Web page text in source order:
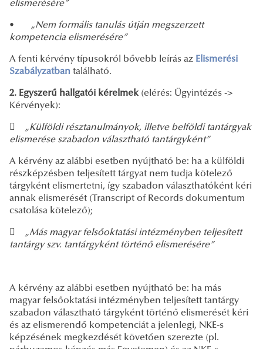
elismerésére”
•
„Nem formális tanulás útján megszerzett
kompetencia elismerésére”
A fenti kérvény típusokról bővebb leírás az Elismerési
Szabályzatban található.
2. Egyszerű hallgatói kérelmek(elérés: Ügyintézés ->
Kérvények):

„Külföldi résztanulmányok, illetve belföldi tantárgyak
elismerése szabadon választható tantárgyként”
A kérvény az alábbi esetben nyújtható be: ha a külföldi
részképzésben teljesített tárgyat nem tudja kötelező
tárgyként elismertetni, így szabadon választhatóként kéri
annak elismerését (Transcript of Records dokumentum
csatolása kötelező);

„Más magyar felsőoktatási intézményben teljesített
tantárgy szv. tantárgyként történő elismerésére”
A kérvény az alábbi esetben nyújtható be: ha más
magyar felsőoktatási intézményben teljesített tantárgy
szabadon választható tárgyként történő elismerését kéri
és az elismerendő kompetenciát a jelenlegi, NKE-s
képzésének megkezdését követően szerezte (pl.